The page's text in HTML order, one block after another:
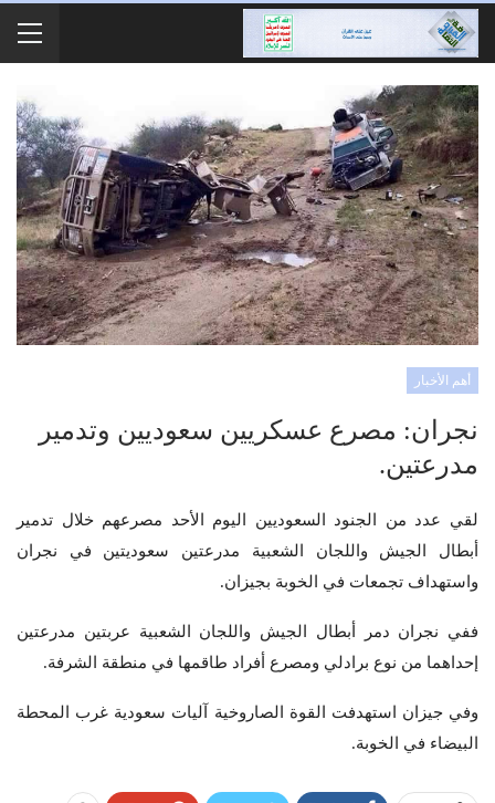
أهم الأخبار
نجران: مصرع عسكريين سعوديين وتدمير
مدرعتين.
لقي عدد من الجنود السعوديين اليوم الأحد مصرعهم خلال تدمير
أبطال الجيش واللجان الشعبية مدرعتين سعوديتين في نجران
واستهداف تجمعات في الخوبة بجيزان.
ففي نجران دمر أبطال الجيش واللجان الشعبية عربتين مدرعتين
إحداهما من نوع برادلي ومصرع أفراد طاقمها في منطقة الشرفة.
وفي جيزان استهدفت القوة الصاروخية آليات سعودية غرب المحطة
البيضاء في الخوبة.